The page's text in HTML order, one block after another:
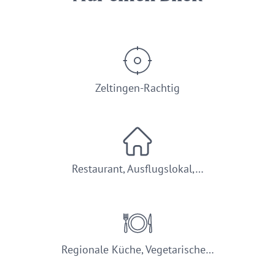
Zeltingen-Rachtig
Restaurant, Ausflugslokal,…
Regionale Küche, Vegetarische…